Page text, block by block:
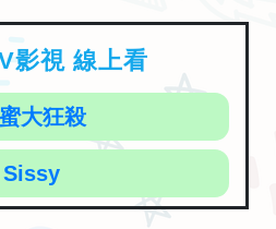
影視 線上看
大狂殺
Sissy